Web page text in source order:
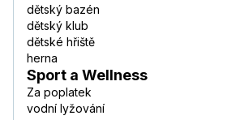
dětský bazén
dětský klub
dětské hřiště
herna
Sport a Wellness
Za poplatek
vodní lyžování